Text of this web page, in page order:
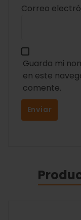
Correo
Guarda mi
en este
comente.